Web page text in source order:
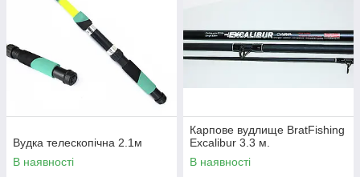
Вудка телескопічна 2.1м
В наявності
Карпове вудлище BratFishing
Excalibur 3.3 м.
В наявності